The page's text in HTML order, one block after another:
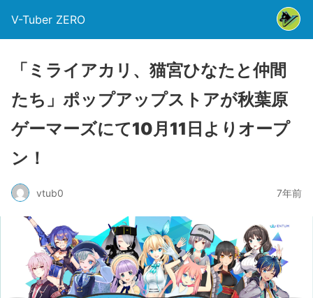
V-Tuber ZERO
「ミライアカリ、猫宮ひなたと仲間
たち」ポップアップストアが秋葉原
ゲーマーズにて10月11日よりオープ
ン！
vtub0 7年前